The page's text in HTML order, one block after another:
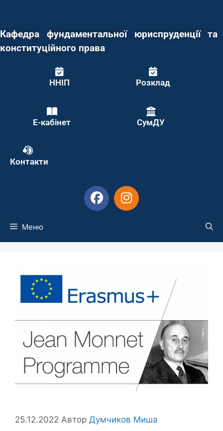
Кафедра фундаментальної юриспруденції та
конституційного права
ННІП Розклад
Е-кабінет СумДУ
Контакти
Меню
25.12.2022 Автор Думчиков Миша